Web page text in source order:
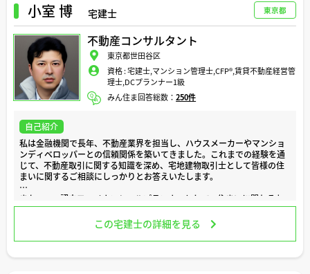
・住宅診断（ホームインスペクション）報告書作成
・現況間取り図作成
・不動産現地調査概略図作成
・役所調査報告書作成
・重要事項説明書作成
・不動産売買契約書作成
など、不動産売買の現場における調査業務および書類作成業務を得意と
しております。
何かと不安のつきまとう中古住宅の売買を、少しでも安心安全に進めら
れるようお手伝いをさせて頂きたいと思います。
どうぞよろしくお願い致します。
小室 博 宅建士 東京都
不動産コンサルタント
東京都世田谷区
資格 :宅建士,マンション管理士,CFP®️,賃貸不動産経営管
理士,DCプランナー1級
みん住ま回答総数：250件
自己紹介
私は金融機関で長年、不動産業界を担当し、ハウスメーカーやマンショ
ンディベロッパーとの信頼関係を築いてきました。これまでの経験を通
じて、不動産取引に関する知識を深め、宅地建物取引士として皆様の住
まいに関するご相談にしっかりとお答えいたします。
また、CFP認定ファイナンシャルプランナーとして、住まいに関わるお
金や保険についてのアドバイスを積極的にお伝えしていきます。住宅購
入や投資、保険など、住まいに伴う財務面の悩みは、生活の安定に大き
く関わる問題ですので、安心してご相談ください。
この宅建士の詳細を見る